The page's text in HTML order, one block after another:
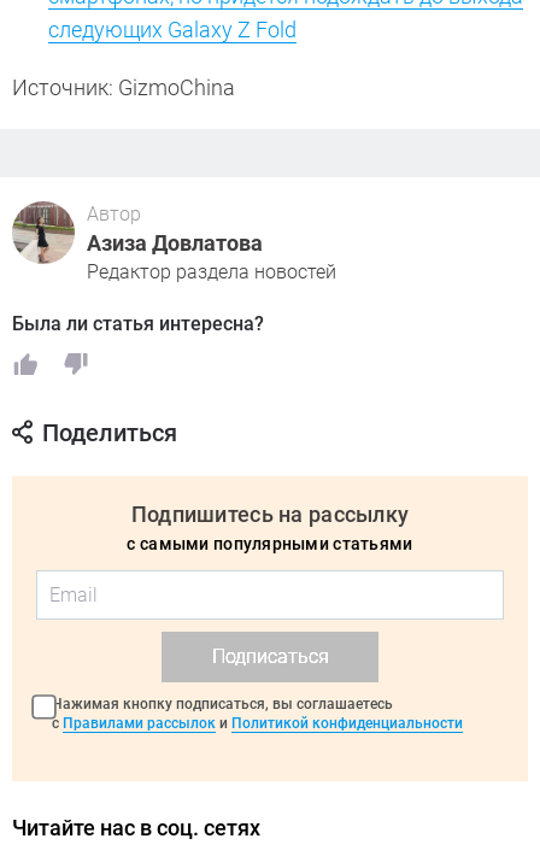
следующих Galaxy Z Fold
Источник: GizmoChina
Автор
Азиза Довлатова
Редактор раздела новостей
Была ли статья интересна?
Поделиться
Подпишитесь на рассылку
с самыми популярными статьями
Подписаться
Нажимая кнопку подписаться, вы соглашаетесь
с Правилами рассылок и Политикой конфиденциальности
Читайте нас в соц. сетях